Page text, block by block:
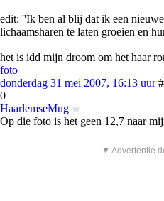
edit: ''Ik ben al blij dat ik een
lichaamsharen te laten groeien en
het is idd mijn droom om het haar
foto
donderdag 31 mei 2007, 16:13 uur
0
HaarlemseMug
Op die foto is het geen 12,7 naar
▼ Advertentie